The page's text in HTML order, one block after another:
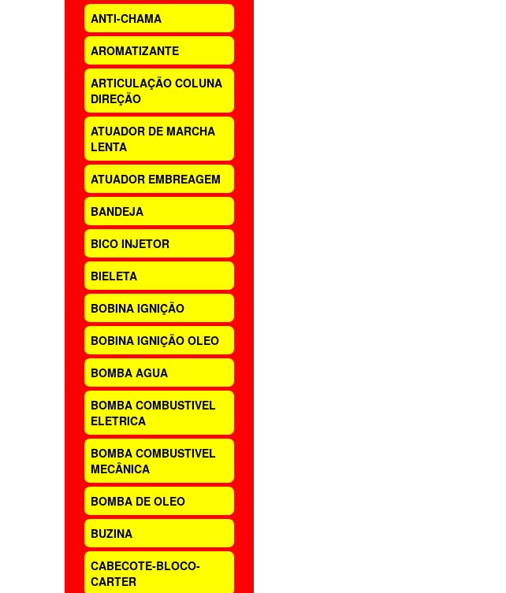
ANTI-CHAMA
AROMATIZANTE
ARTICULAÇÃO COLUNA
DIREÇÃO
ATUADOR DE MARCHA
LENTA
ATUADOR EMBREAGEM
BANDEJA
BICO INJETOR
BIELETA
BOBINA IGNIÇÃO
BOBINA IGNIÇÃO OLEO
BOMBA AGUA
BOMBA COMBUSTIVEL
ELETRICA
BOMBA COMBUSTIVEL
MECÂNICA
BOMBA DE OLEO
BUZINA
CABECOTE-BLOCO-
CARTER